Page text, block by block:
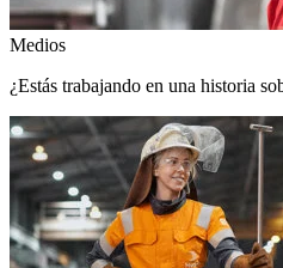
Medios
¿Estás trabajando en una historia